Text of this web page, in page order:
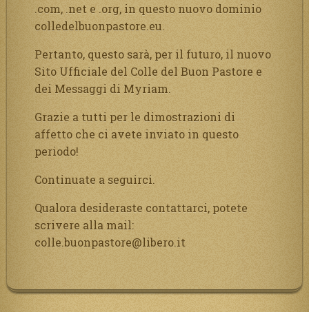
.com, .net e .org, in questo nuovo dominio
colledelbuonpastore.eu.
Pertanto, questo sarà, per il futuro, il nuovo
Sito Ufficiale del Colle del Buon Pastore e
dei Messaggi di Myriam.
Grazie a tutti per le dimostrazioni di
affetto che ci avete inviato in questo
periodo!
Continuate a seguirci.
Qualora desideraste contattarci, potete
scrivere alla mail:
colle.buonpastore@libero.it